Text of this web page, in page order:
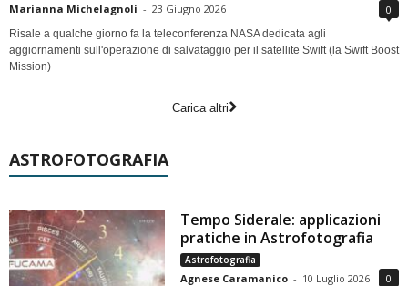
Marianna Michelagnoli - 23 Giugno 2026 0
Risale a qualche giorno fa la teleconferenza NASA dedicata agli
aggiornamenti sull'operazione di salvataggio per il satellite Swift (la Swift Boost
Mission)
Carica altri
ASTROFOTOGRAFIA
Tempo Siderale: applicazioni
pratiche in Astrofotografia
Astrofotografia
Agnese Caramanico - 10 Luglio 2026 0